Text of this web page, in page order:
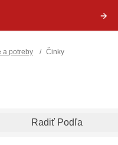
a potreby / Činky
Radiť Podľa